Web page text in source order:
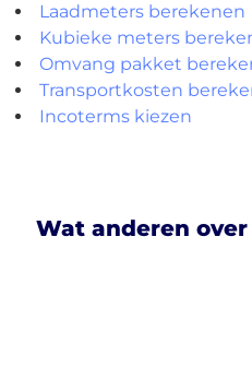
Laadmeters berekenen
Kubieke meters
Omvang pakket
Transportkosten
Incoterms kiezen
Wat anderen